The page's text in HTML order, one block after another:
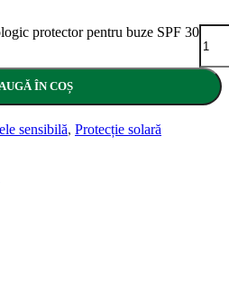
protector pentru buze SPF 30
ÎN COȘ
sensibilă, Protecție solară